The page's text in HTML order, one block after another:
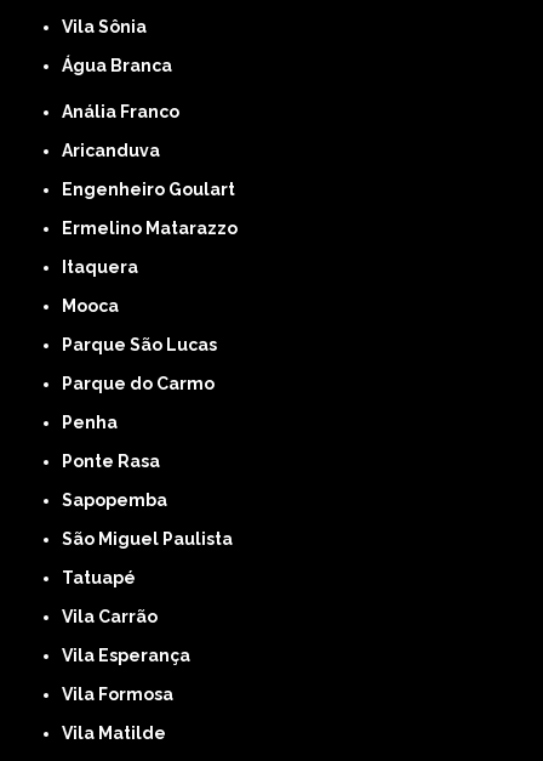
Vila Sônia
Água Branca
Anália Franco
Aricanduva
Engenheiro Goulart
Ermelino Matarazzo
Itaquera
Mooca
Parque São Lucas
Parque do Carmo
Penha
Ponte Rasa
Sapopemba
São Miguel Paulista
Tatuapé
Vila Carrão
Vila Esperança
Vila Formosa
Vila Matilde